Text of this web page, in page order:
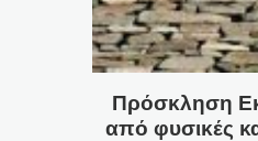
Πρόσκληση
από φυσικές